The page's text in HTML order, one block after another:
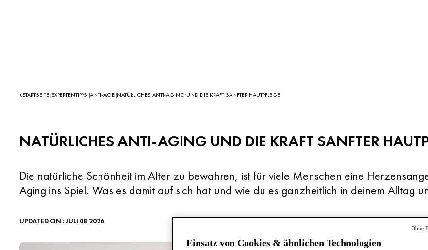
STARTSEITE EXPERTENTIPPS ANTI-AGE NATÜRLICHES ANTI-AGING UND DIE KRAFT SANFTER HAUTPFLEGE
NATÜRLICHES ANTI-AGING UND DIE KRAFT SANFTER
Die natürliche Schönheit im Alter zu bewahren, ist für viele Menschen eine
Aging ins Spiel. Was es damit auf sich hat und wie du es ganzheitlich in deinem Alltag
UPDATED ON : JULI 08 2026
Einsatz von Cookies & ähnlichen Technologien
Ohne